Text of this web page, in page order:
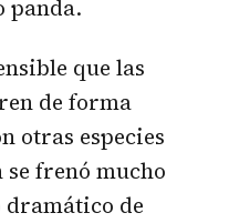
panda.
que las
de forma
otras especies
frenó mucho
dramático de